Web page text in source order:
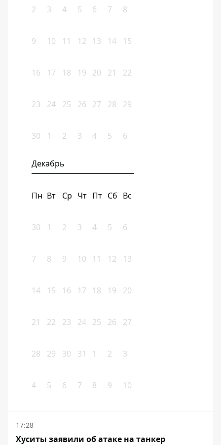
2 3 4 5 6 7 8
9 10 11 12 13 14 15
16 17 18 19 20 21 22
23 24 25 26 27 28 29
30 1 2 3 4 5 6
Декабрь
Пн Вт Ср Чт Пт Сб Вс
30 1 2 3 4 5 6
7 8 9 10 11 12 13
14 15 16 17 18 19 20
21 22 23 24 25 26 27
28 29 30 31 1 2 3
4 5 6 7 8 9 10
17:28
Хуситы заявили об атаке на танкер